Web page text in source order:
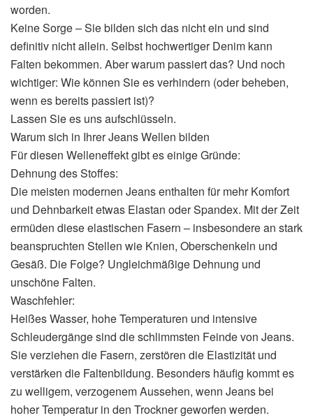
worden.
Keine Sorge – Sie bilden sich das nicht ein und sind
definitiv nicht allein. Selbst hochwertiger Denim kann
Falten bekommen. Aber warum passiert das? Und noch
wichtiger: Wie können Sie es verhindern (oder beheben,
wenn es bereits passiert ist)?
Lassen Sie es uns aufschlüsseln.
Warum sich in Ihrer Jeans Wellen bilden
Für diesen Welleneffekt gibt es einige Gründe:
Dehnung des Stoffes:
Die meisten modernen Jeans enthalten für mehr Komfort
und Dehnbarkeit etwas Elastan oder Spandex. Mit der Zeit
ermüden diese elastischen Fasern – insbesondere an stark
beanspruchten Stellen wie Knien, Oberschenkeln und
Gesäß. Die Folge? Ungleichmäßige Dehnung und
unschöne Falten.
Waschfehler:
Heißes Wasser, hohe Temperaturen und intensive
Schleudergänge sind die schlimmsten Feinde von Jeans.
Sie verziehen die Fasern, zerstören die Elastizität und
verstärken die Faltenbildung. Besonders häufig kommt es
zu welligem, verzogenem Aussehen, wenn Jeans bei
hoher Temperatur in den Trockner geworfen werden.